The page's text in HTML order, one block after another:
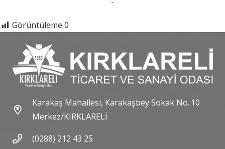
Görüntüleme 0
Karakaş Mahallesi, Karakaşbey Sokak No.:10
Merkez/KIRKLARELİ
(0288) 212 43 25